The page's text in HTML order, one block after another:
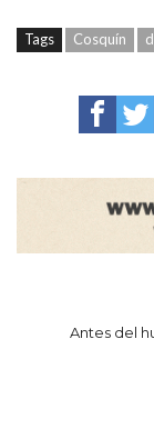
Tags Cosquín
Antes del